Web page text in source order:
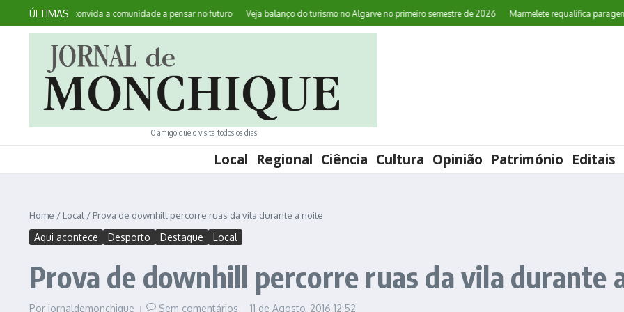
Ir para o conteúdo
ÚLTIMAS
Monchique convida a comunidade a pensar no futuro Veja balanço do turismo no Algarve no primeiro semestre de 2026 Marmelete requalifica paragens de
O amigo que o visita todos os dias
Local Regional Ciência Cultura Opinião Património Editais
Home / Local / Prova de downhill percorre ruas da vila durante a noite
Aqui acontece Desporto Destaque Local
Prova de downhill percorre ruas da vila durante
Por jornaldemonchique Sem comentários 11 de Agosto, 2016 12:52